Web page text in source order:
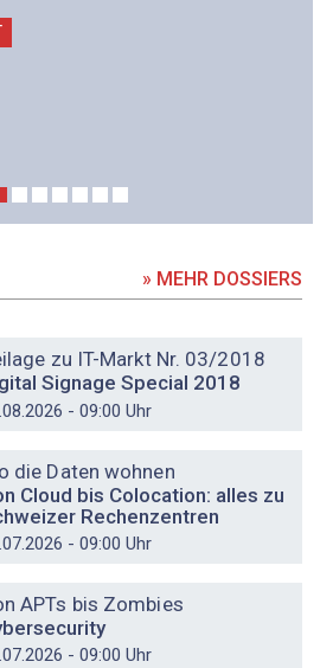
» MEHR DOSSIERS
zu IT-Markt Nr. 03/2018
Signage Special 2018
- 09:00 Uhr
die Daten wohnen
Cloud bis Colocation: alles zu
Rechenzentren
- 09:00 Uhr
APTs bis Zombies
- 09:00 Uhr